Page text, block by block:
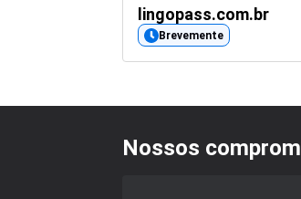
lingopass.com.br
Brevemente
Nossos